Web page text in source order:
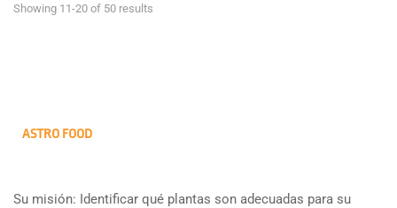
Showing 11-20 of 50 results
ASTRO FOOD
Su misión: Identificar qué plantas son adecuadas para su